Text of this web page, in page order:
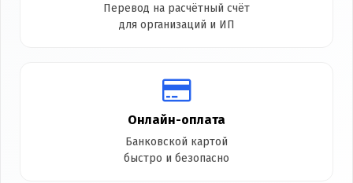
Перевод на расчётный счёт
для организаций и ИП
Онлайн-оплата
Банковской картой
быстро и безопасно